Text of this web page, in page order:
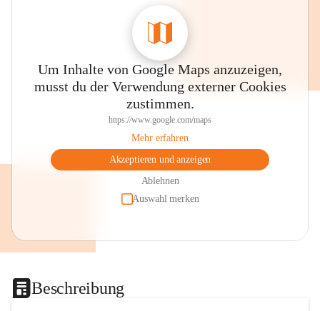
Um Inhalte von Google Maps anzuzeigen,
musst du der Verwendung externer Cookies
zustimmen.
https://www.google.com/maps
Mehr erfahren
Akzeptieren und anzeigen
Ablehnen
Auswahl merken
Beschreibung